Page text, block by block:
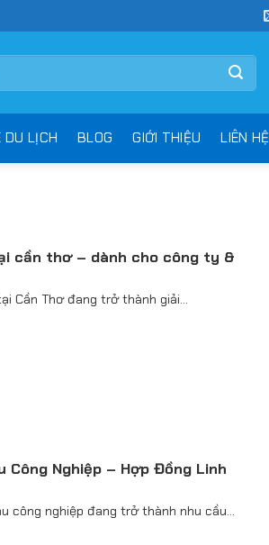
DU LỊCH BLOG GIỚI THIỆU LIÊN HỆ
cần thơ – dành cho công ty &
Cần Thơ đang trở thành giải...
Công Nghiệp – Hợp Đồng Linh
công nghiệp đang trở thành nhu cầu...